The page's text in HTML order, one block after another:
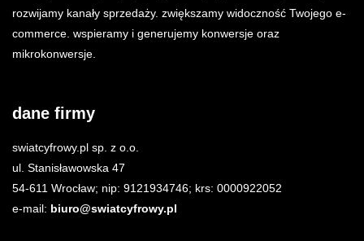
rozwijamy kanały sprzedaży. zwiększamy widoczność Twojego e-
commerce. wspieramy i generujemy konwersje oraz
mikrokonwersje.
dane firmy
swiatcyfrowy.pl sp. z o.o.
ul. Stanisławowska 47
54-611 Wrocław; nip: 9121934746; krs: 0000922052
e-mail: biuro@swiatcyfrowy.pl